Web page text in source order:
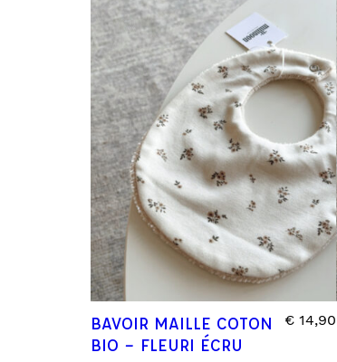
BAVOIR MAILLE COTON
BIO – FLEURI ÉCRU
€ 14,90